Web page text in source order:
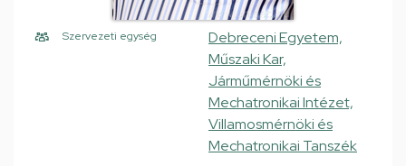
Szervezeti egység
Debreceni Egyetem,
Műszaki Kar,
Járműmérnöki és
Mechatronikai Intézet,
Villamosmérnöki és
Mechatronikai Tanszék